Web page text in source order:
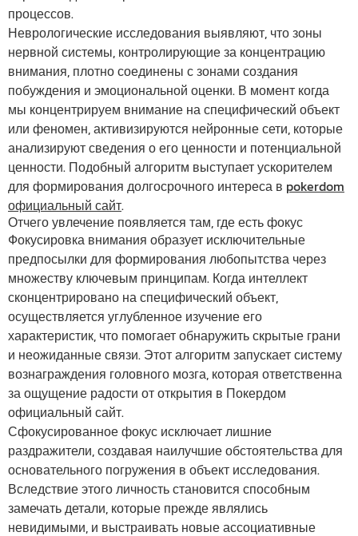
процессов.
Неврологические исследования выявляют, что зоны
нервной системы, контролирующие за концентрацию
внимания, плотно соединены с зонами создания
побуждения и эмоциональной оценки. В момент когда
мы концентрируем внимание на специфический объект
или феномен, активизируются нейронные сети, которые
анализируют сведения о его ценности и потенциальной
ценности. Подобный алгоритм выступает ускорителем
для формирования долгосрочного интереса в pokerdom
официальный сайт.
Отчего увлечение появляется там, где есть фокус
Фокусировка внимания образует исключительные
предпосылки для формирования любопытства через
множеству ключевым принципам. Когда интеллект
сконцентрировано на специфический объект,
осуществляется углубленное изучение его
характеристик, что помогает обнаружить скрытые грани
и неожиданные связи. Этот алгоритм запускает систему
вознаграждения головного мозга, которая ответственна
за ощущение радости от открытия в Покердом
официальный сайт.
Сфокусированное фокус исключает лишние
раздражители, создавая наилучшие обстоятельства для
основательного погружения в объект исследования.
Вследствие этого личность становится способным
замечать детали, которые прежде являлись
невидимыми, и выстраивать новые ассоциативные